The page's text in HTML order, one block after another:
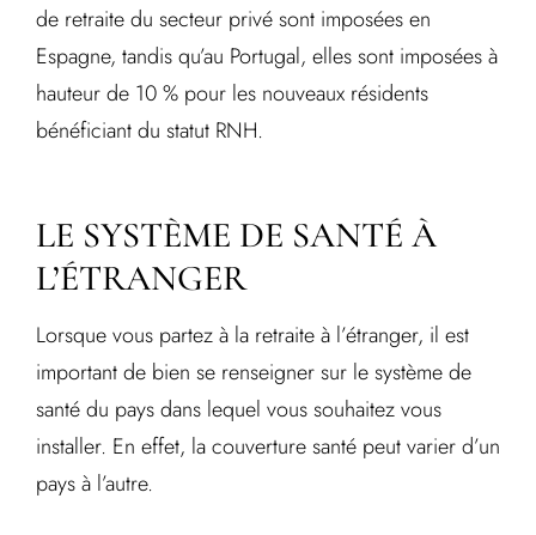
de retraite du secteur privé sont imposées en
Espagne, tandis qu’au Portugal, elles sont imposées à
hauteur de 10 % pour les nouveaux résidents
bénéficiant du statut RNH.
LE SYSTÈME DE SANTÉ À
L’ÉTRANGER
Lorsque vous partez à la retraite à l’étranger, il est
important de bien se renseigner sur le système de
santé du pays dans lequel vous souhaitez vous
installer. En effet, la couverture santé peut varier d’un
pays à l’autre.